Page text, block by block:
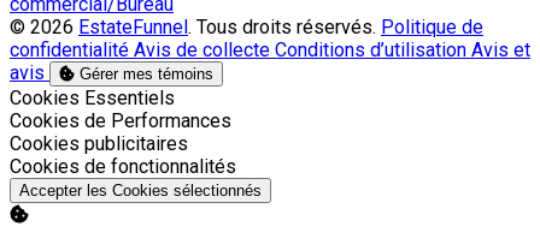
© 2026 EstateFunnel. Tous droits réservés. Politique de
confidentialité Avis de collecte Conditions d’utilisation Avis et
avis
Gérer mes témoins
Activer
Cookies Essentiels
Activer
Cookies de Performances
Activer
Cookies publicitaires
Activer
Cookies de fonctionnalités
Accepter les Cookies sélectionnés